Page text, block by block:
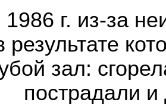
г. из-за
результате
зал:
пострадали